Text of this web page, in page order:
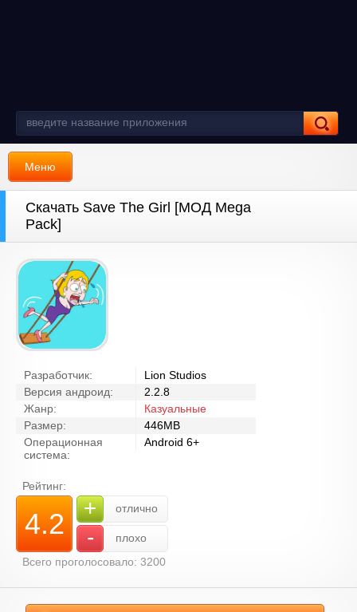
Меню
Скачать Save The Girl [МОД Mega
Pack]
Разработчик:
Lion Studios
Версия андроид:
2.2.8
Жанр:
Казуальные
Размер:
446MB
Операционная
система:
Android 6+
Рейтинг:
4.2 + отлично
-
плохо
Всего проголосовало: 3200